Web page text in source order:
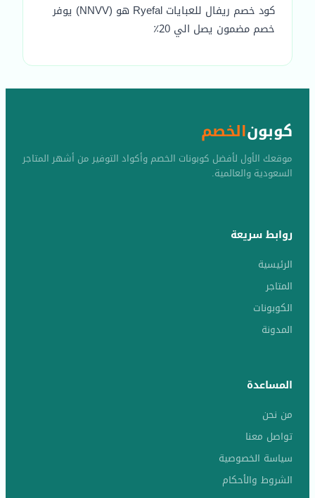
كود خصم ريفال للعبايات Ryefal هو (NNVV) يوفر
خصم مضمون يصل الي 20٪
كوبونالخصم
موقعك الأول لأفضل كوبونات الخصم وأكواد التوفير من أشهر المتاجر
السعودية والعالمية.
روابط سريعة
الرئيسية
المتاجر
الكوبونات
المدونة
المساعدة
من نحن
تواصل معنا
سياسة الخصوصية
الشروط والأحكام